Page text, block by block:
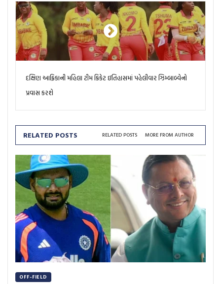
દક્ષિણ આફ્રિકાની મહિલા ટીમ ક્રિકેટ ઇતિહાસમાં પહેલીવાર ઝિમ્બાબ્વેનો
પ્રવાસ કરશે
RELATED POSTS RELATED POSTS MORE FROM AUTHOR
OFF-FIELD